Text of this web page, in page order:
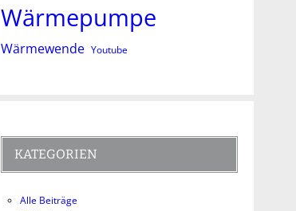
Wärmepumpe
Wärmewende Youtube
KATEGORIEN
Alle Beiträge